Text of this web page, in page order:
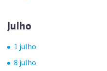
Julho
1 julho
8 julho